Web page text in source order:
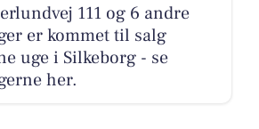
111 og 6 andre
er kommet til salg
uge i Silkeborg - se
her.